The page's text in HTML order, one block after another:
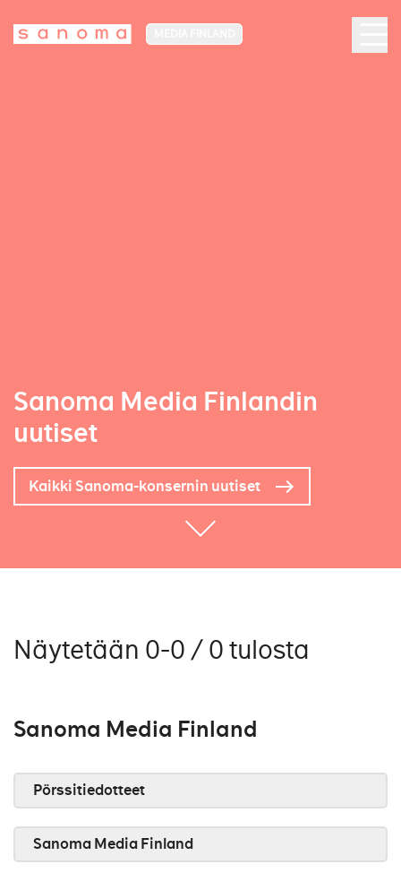
Sanoma Media Finlandin
uutiset
Kaikki Sanoma-konsernin uutiset
Näytetään 0-0 / 0 tulosta
Sanoma Media Finland
Pörssitiedotteet
Sanoma Media Finland